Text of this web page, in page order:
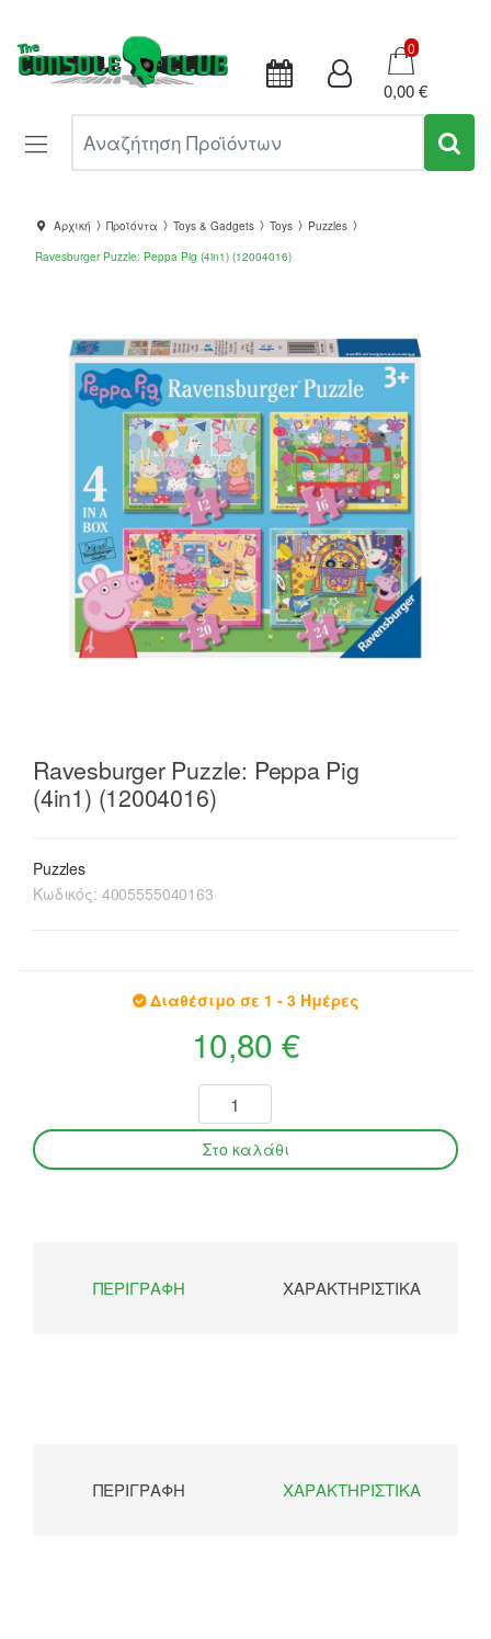
Καλάθι
0
0,00 €
Αρχική Προϊόντα Toys & Gadgets Toys
Puzzles
Ravesburger Puzzle: Peppa Pig (4in1) (12004016)
Ravesburger Puzzle: Peppa Pig
(4in1) (12004016)
Puzzles
Κωδικός: 4005555040163
Διαθέσιμο σε 1 - 3 Ημέρες
10,80 €
ΠΕΡΙΓΡΑΦΉ ΧΑΡΑΚΤΗΡΙΣΤΙΚΆ
ΠΕΡΙΓΡΑΦΉ ΧΑΡΑΚΤΗΡΙΣΤΙΚΆ